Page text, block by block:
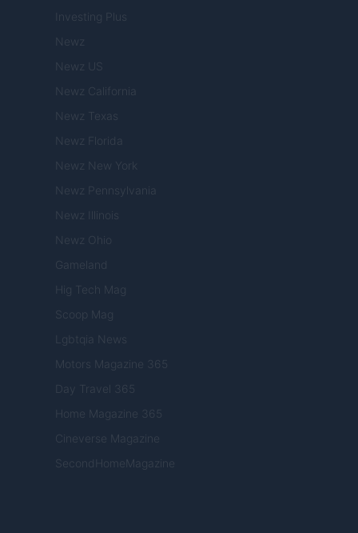
Investing Plus
Newz
Newz US
Newz California
Newz Texas
Newz Florida
Newz New York
Newz Pennsylvania
Newz Illinois
Newz Ohio
Gameland
Hig Tech Mag
Scoop Mag
Lgbtqia News
Motors Magazine 365
Day Travel 365
Home Magazine 365
Cineverse Magazine
SecondHomeMagazine